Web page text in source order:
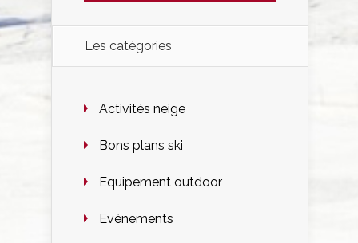
Les catégories
Activités neige
Bons plans ski
Equipement outdoor
Evénements